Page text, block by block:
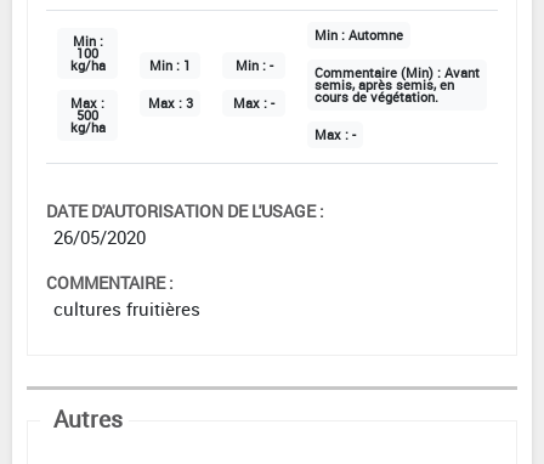
Min :
100
kg/ha
Max :
500
kg/ha
Min : 1
Max : 3
Min : -
Max : -
Min : Automne
Commentaire (Min) : Avant
semis, après semis, en
cours de végétation.
Max : -
DATE D'AUTORISATION DE L'USAGE :
26/05/2020
COMMENTAIRE :
cultures fruitières
Autres